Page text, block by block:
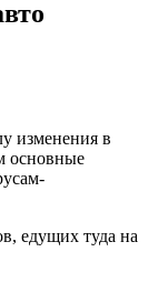
изменения в
основные